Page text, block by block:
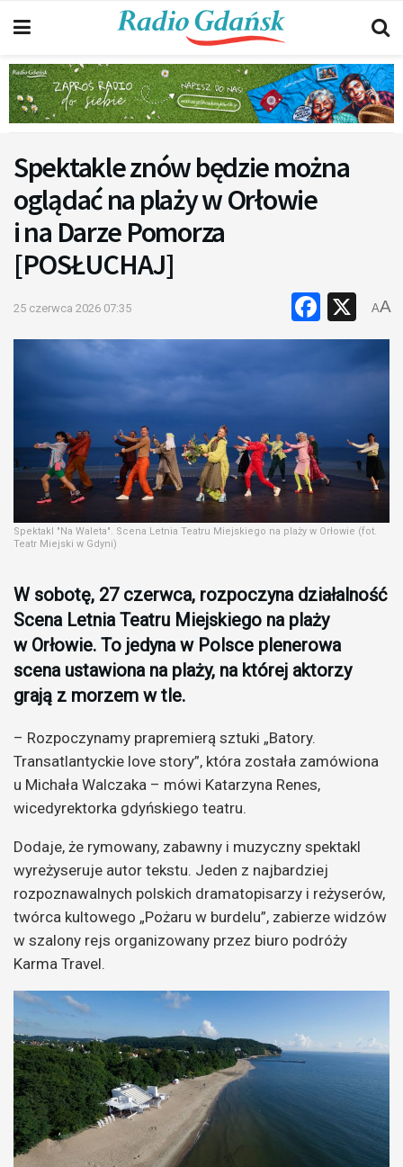
Spektakle znów będzie można
oglądać na plaży w Orłowie
i na Darze Pomorza
[POSŁUCHAJ]
25 czerwca 2026 07:35 X
AA
Spektakl "Na Waleta". Scena Letnia Teatru Miejskiego na plaży w Orłowie (fot.
Teatr Miejski w Gdyni)
W sobotę, 27 czerwca, rozpoczyna działalność
Scena Letnia Teatru Miejskiego na plaży
w Orłowie. To jedyna w Polsce plenerowa
scena ustawiona na plaży, na której aktorzy
grają z morzem w tle.
– Rozpoczynamy prapremierą sztuki „Batory.
Transatlantyckie love story”, która została zamówiona
u Michała Walczaka – mówi Katarzyna Renes,
wicedyrektorka gdyńskiego teatru.
Dodaje, że rymowany, zabawny i muzyczny spektakl
wyreżyseruje autor tekstu. Jeden z najbardziej
rozpoznawalnych polskich dramatopisarzy i reżyserów,
twórca kultowego „Pożaru w burdelu”, zabierze widzów
w szalony rejs organizowany przez biuro podróży
Karma Travel.